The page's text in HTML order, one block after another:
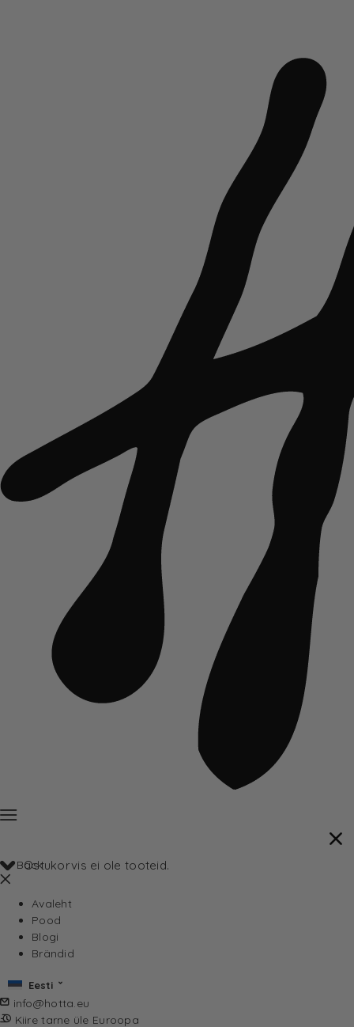
Ostukorvis ei ole tooteid.
Back
Avaleht
Pood
Blogi
Brändid
Eesti
info@hotta.eu
Kiire tarne üle Euroopa